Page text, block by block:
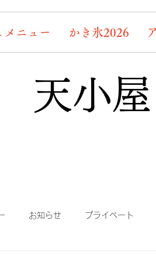
ニュー かき氷2026
天小屋
お知らせ プライベート